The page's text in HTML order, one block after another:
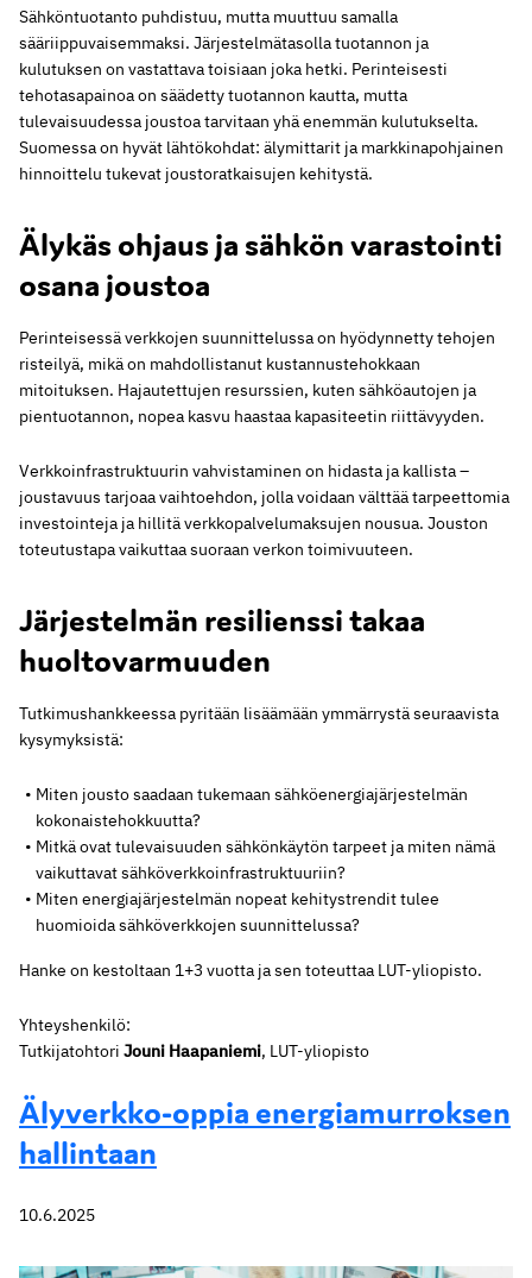
Sähköntuotanto puhdistuu, mutta muuttuu samalla
sääriippuvaisemmaksi. Järjestelmätasolla tuotannon ja
kulutuksen on vastattava toisiaan joka hetki. Perinteisesti
tehotasapainoa on säädetty tuotannon kautta, mutta
tulevaisuudessa joustoa tarvitaan yhä enemmän kulutukselta.
Suomessa on hyvät lähtökohdat: älymittarit ja markkinapohjainen
hinnoittelu tukevat joustoratkaisujen kehitystä.
Älykäs ohjaus ja sähkön varastointi
osana joustoa
Perinteisessä verkkojen suunnittelussa on hyödynnetty tehojen
risteilyä, mikä on mahdollistanut kustannustehokkaan
mitoituksen. Hajautettujen resurssien, kuten sähköautojen ja
pientuotannon, nopea kasvu haastaa kapasiteetin riittävyyden.
Verkkoinfrastruktuurin vahvistaminen on hidasta ja kallista –
joustavuus tarjoaa vaihtoehdon, jolla voidaan välttää tarpeettomia
investointeja ja hillitä verkkopalvelumaksujen nousua. Jouston
toteutustapa vaikuttaa suoraan verkon toimivuuteen.
Järjestelmän resilienssi takaa
huoltovarmuuden
Tutkimushankkeessa pyritään lisäämään ymmärrystä seuraavista
kysymyksistä:
Miten jousto saadaan tukemaan sähköenergiajärjestelmän
kokonaistehokkuutta?
Mitkä ovat tulevaisuuden sähkönkäytön tarpeet ja miten nämä
vaikuttavat sähköverkkoinfrastruktuuriin?
Miten energiajärjestelmän nopeat kehitystrendit tulee
huomioida sähköverkkojen suunnittelussa?
Hanke on kestoltaan 1+3 vuotta ja sen toteuttaa LUT-yliopisto.
Yhteyshenkilö:
Tutkijatohtori Jouni Haapaniemi, LUT-yliopisto
Älyverkko-oppia energiamurroksen
hallintaan
10.6.2025